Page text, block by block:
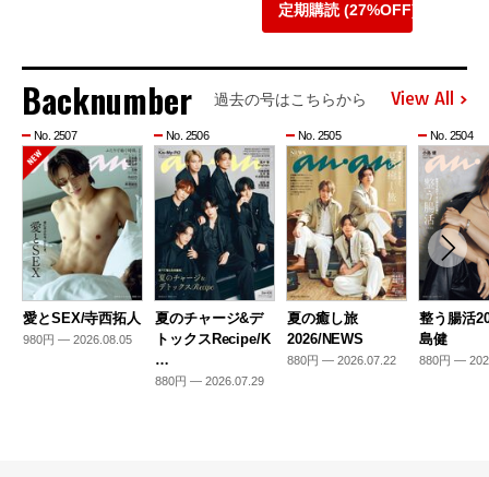
定期購読 (27%OFF)
Backnumber 過去の号はこちらから View All
No. 2507
愛とSEX/寺西拓人
980円 — 2026.08.05
No. 2506
夏のチャージ&デ
トックスRecipe/K
…
880円 — 2026.07.29
No. 2505
夏の癒し旅
2026/NEWS
880円 — 2026.07.22
No. 2504
整う腸活
島健
880円 —